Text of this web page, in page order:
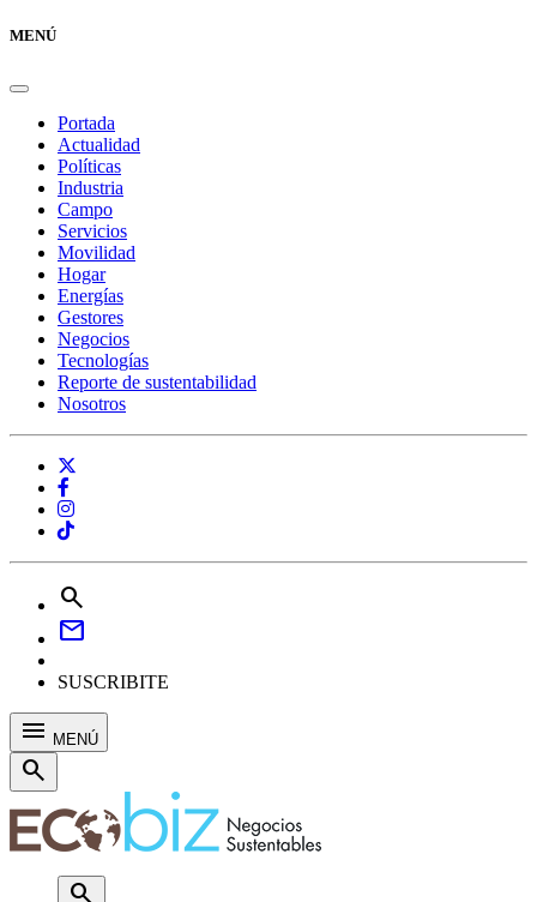
MENÚ
Portada
Actualidad
Políticas
Industria
Campo
Servicios
Movilidad
Hogar
Energías
Gestores
Negocios
Tecnologías
Reporte de sustentabilidad
Nosotros
search
mail
SUSCRIBITE
menu MENÚ
search
search